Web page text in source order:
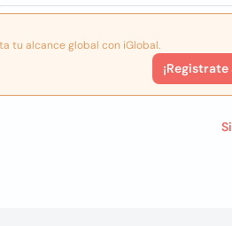
tu alcance global con iGlobal.